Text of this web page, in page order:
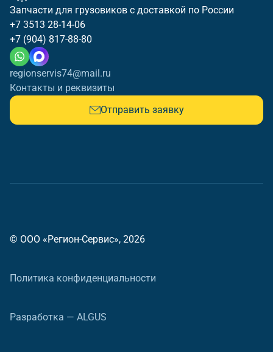
Запчасти для грузовиков с доставкой по России
+7 3513 28-14-06
+7 (904) 817-88-80
regionservis74@mail.ru
Контакты и реквизиты
Отправить заявку
© ООО «Регион-Сервис», 2026
Политика конфиденциальности
Разработка — ALGUS